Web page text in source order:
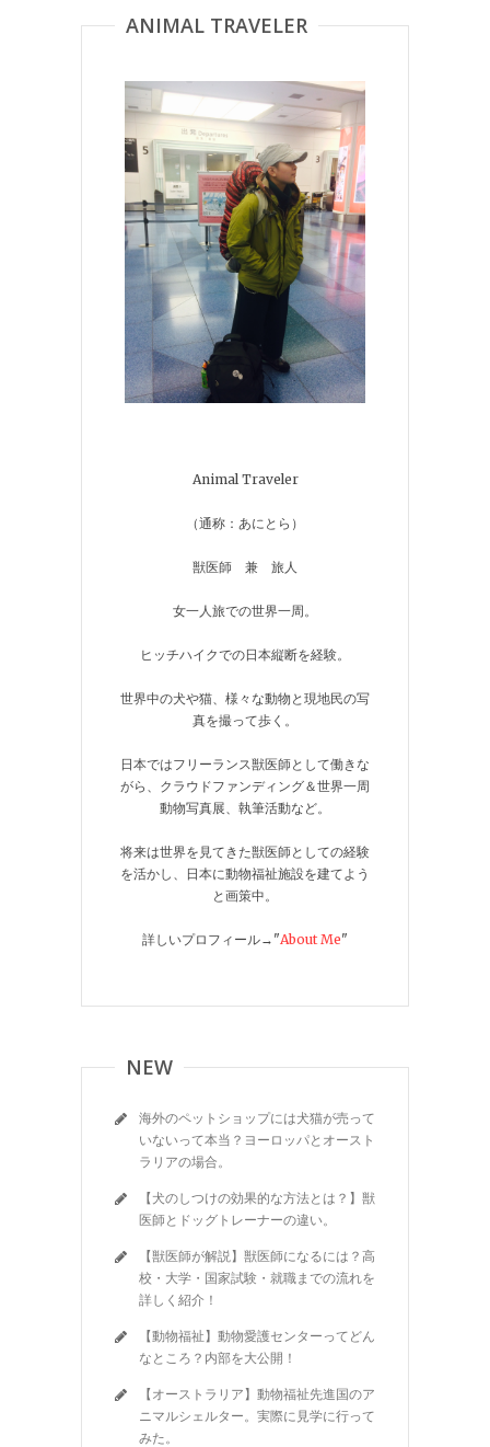
ANIMAL TRAVELER
Animal Traveler
（通称：あにとら）
獣医師 兼 旅人
女一人旅での世界一周。
ヒッチハイクでの日本縦断を経験。
世界中の犬や猫、様々な動物と現地民の写
真を撮って歩く。
日本ではフリーランス獣医師として働きな
がら、クラウドファンディング＆世界一周
動物写真展、執筆活動など。
将来は世界を見てきた獣医師としての経験
を活かし、日本に動物福祉施設を建てよう
と画策中。
詳しいプロフィール→"About Me"
NEW
海外のペットショップには犬猫が売って
いないって本当？ヨーロッパとオースト
ラリアの場合。
【犬のしつけの効果的な方法とは？】獣
医師とドッグトレーナーの違い。
【獣医師が解説】獣医師になるには？高
校・大学・国家試験・就職までの流れを
詳しく紹介！
【動物福祉】動物愛護センターってどん
なところ？内部を大公開！
【オーストラリア】動物福祉先進国のア
ニマルシェルター。実際に見学に行って
みた。